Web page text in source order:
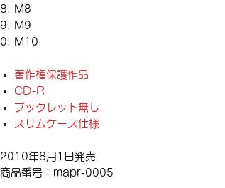
M8
M9
M10
著作権保護作品
CD-R
ブックレット無し
スリムケース仕様
2010年8月1日発売
商品番号：mapr-0005